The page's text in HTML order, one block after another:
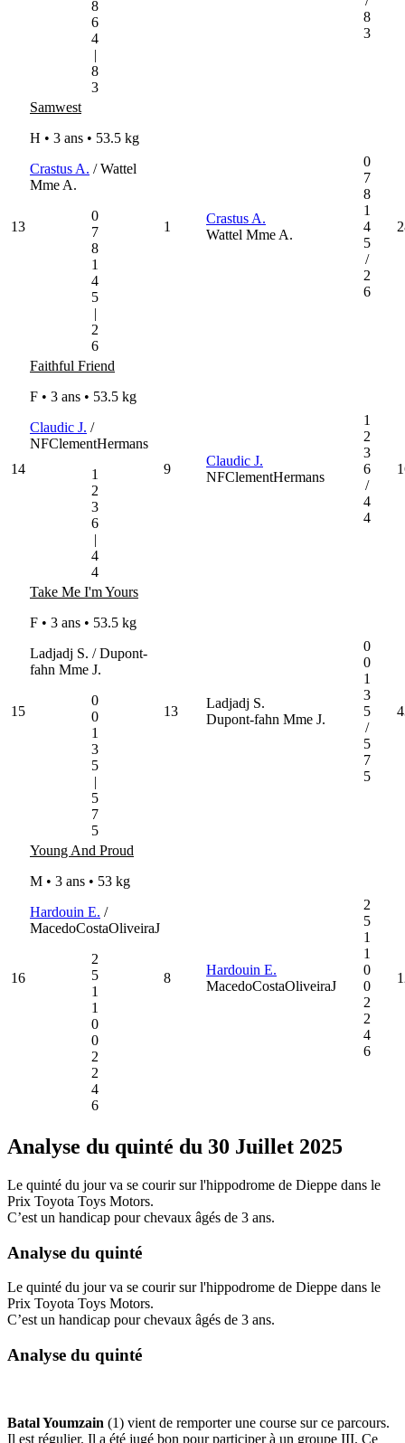
8
6
4
|
8
3
8
3
13
Samwest
H • 3 ans • 53.5 kg
Crastus A. / Wattel
Mme A.
0
7
8
1
4
5
|
2
6
1
Crastus A.
Wattel Mme A.
0
7
8
1
4
5
/
2
6
14
Faithful Friend
F • 3 ans • 53.5 kg
Claudic J. /
NFClementHermans
1
2
3
6
|
4
4
9
Claudic J.
NFClementHermans
1
2
3
6
/
4
4
15
Take Me I'm Yours
F • 3 ans • 53.5 kg
Ladjadj S. / Dupont-
fahn Mme J.
0
0
1
3
5
|
5
7
5
13
Ladjadj S.
Dupont-fahn Mme J.
0
0
1
3
5
/
5
7
5
16
Young And Proud
M • 3 ans • 53 kg
Hardouin E. /
MacedoCostaOliveiraJ
2
5
1
1
0
0
2
2
4
6
8
Hardouin E.
MacedoCostaOliveiraJ
2
5
1
1
0
0
2
2
4
6
Analyse du quinté du 30 Juillet 2025
Le quinté du jour va se courir sur l'hippodrome de Dieppe dans le
Prix Toyota Toys Motors.
C’est un handicap pour chevaux âgés de 3 ans.
Analyse du quinté
Le quinté du jour va se courir sur l'hippodrome de Dieppe dans le
Prix Toyota Toys Motors.
C’est un handicap pour chevaux âgés de 3 ans.
Analyse du quinté
Batal Youmzain (1) vient de remporter une course sur ce parcours.
Il est régulier. Il a été jugé bon pour participer à un groupe III. Ce